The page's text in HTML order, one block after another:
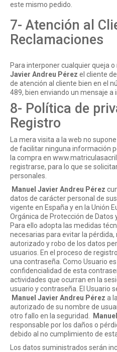
este mismo pedido.
7- Atención al
Reclamaciones
Para interponer cualquier queja
Javier Andreu Pérez el cliente
de atención al cliente bien en el
489, bien enviando un mensaje a
8- Política de
Registro
La mera visita a la web no
de facilitar ninguna información
la compra en
registrarse, para lo que se
personales.
Manuel Javier Andreu Pérez
datos de carácter personal de
vigente en España y en la Unión
Orgánica de Protección de Datos
Para ello adopta las medidas
necesarias para evitar la
autorizado y robo de los datos
usuarios. En el proceso de
una contraseña. Como Usuario
confidencialidad de esta
actividades que ocurran en la
usuario y contraseña. El Usuario
Manuel Javier Andreu Pérez a
autorizado de su nombre de
otro fallo en la seguridad.
responsable por los daños o
debido al no cumplimiento de
Los datos suministrados serán